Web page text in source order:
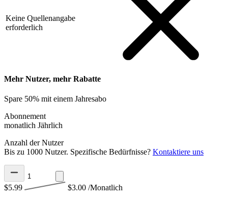
Keine Quellenangabe
erforderlich
Mehr Nutzer, mehr Rabatte
Spare 50% mit einem Jahresabo
Abonnement
monatlich Jährlich
Anzahl der Nutzer
Bis zu 1000 Nutzer. Spezifische Bedürfnisse? Kontaktiere uns
$5.99 $3.00 /Monatlich